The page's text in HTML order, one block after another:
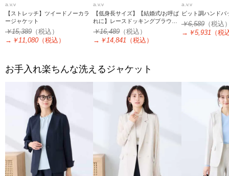
a.v.v
【ストレッチ】ツイードノーカラ
ージャケット
￥15,389 （税込）
→ ￥11,080 （税込）
a.v.v
【低身長サイズ】【結婚式/お呼ば
れに】レースドッキングブラウ
ス・パンツセットアップ
￥16,489（税込）
→ ￥14,841 （税込）
a.v.v
ビット調ハンドバ
￥6,589（税込
→ ￥5,931 （税
お手入れ楽ちんな洗えるジャケット